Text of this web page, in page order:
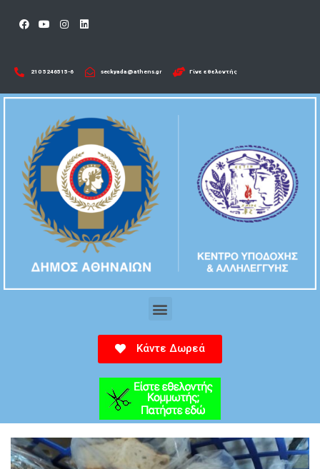
210 5246515-6​ seckyada@athens.gr Γίνε εθελοντής
Κάντε Δωρεά